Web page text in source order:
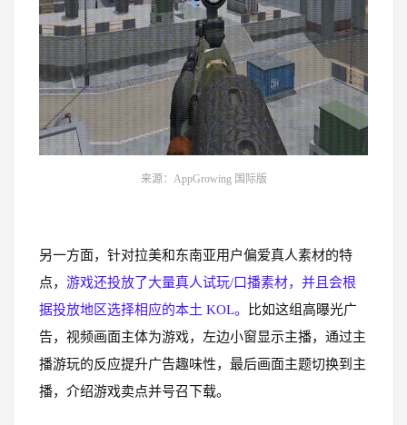
来源：AppGrowing 国际版
另一方面，针对拉美和东南亚用户偏爱真人素材的特
点， 游戏还投放了大量真人试玩/口播素材，并且会根
据投放地区选择相应的本土 KOL。
比如这组高曝光广
告，视频画面主体为游戏，左边小窗显示主播，通过主
播游玩的反应提升广告趣味性，最后画面主题切换到主
播，介绍游戏卖点并号召下载。